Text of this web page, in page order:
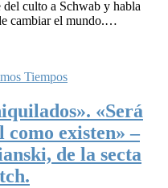
del culto a Schwab y habla
cambiar el mundo.…
Tiempos
«Será
existen» –
de la secta